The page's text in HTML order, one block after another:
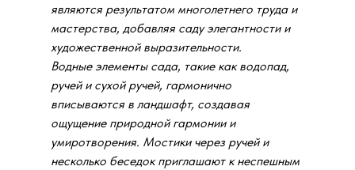
являются результатом многолетнего труда и
мастерства, добавляя саду элегантности и
художественной выразительности.
Водные элементы сада, такие как водопад,
ручей и сухой ручей, гармонично
вписываются в ландшафт, создавая
ощущение природной гармонии и
умиротворения. Мостики через ручей и
несколько беседок приглашают к неспешным